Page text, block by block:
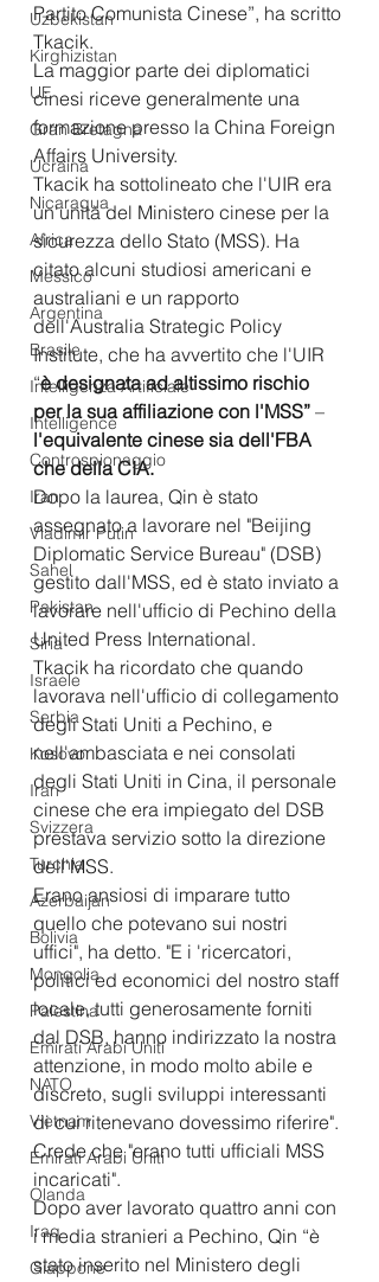
Uzbekistan
Kirghizistan
UE
Gran Bretagna
Ucraina
Nicaragua
Africa
Messico
Argentina
Brasile
Intelligenza Artificiale
Intelligence
Controspionaggio
Iran
Vladimir Putin
Sahel
Pakistan
Siria
Israele
Serbia
Kosovo
Iran
Svizzera
Turchia
Azerbaijan
Bolivia
Mongolia
Palestina
Emirati Arabi Uniti
NATO
Vietnam
Emirati Arabi Uniti
Olanda
Iraq
Giappone
Partito Comunista Cinese”, ha scritto
Tkacik.
La maggior parte dei diplomatici
cinesi riceve generalmente una
formazione presso la China Foreign
Affairs University.
Tkacik ha sottolineato che l'UIR era
un'unità del Ministero cinese per la
sicurezza dello Stato (MSS). Ha
citato alcuni studiosi americani e
australiani e un rapporto
dell'Australia Strategic Policy
Institute, che ha avvertito che l'UIR
“è designata ad altissimo rischio
per la sua affiliazione con l'MSS” –
l'equivalente cinese sia dell'FBA
che della CIA.
Dopo la laurea, Qin è stato
assegnato a lavorare nel "Beijing
Diplomatic Service Bureau" (DSB)
gestito dall'MSS, ed è stato inviato a
lavorare nell'ufficio di Pechino della
United Press International.
Tkacik ha ricordato che quando
lavorava nell'ufficio di collegamento
degli Stati Uniti a Pechino, e
nell'ambasciata e nei consolati
degli Stati Uniti in Cina, il personale
cinese che era impiegato del DSB
prestava servizio sotto la direzione
dell'MSS.
Erano ansiosi di imparare tutto
quello che potevano sui nostri
uffici", ha detto. "E i 'ricercatori,
politici ed economici del nostro staff
locale, tutti generosamente forniti
dal DSB, hanno indirizzato la nostra
attenzione, in modo molto abile e
discreto, sugli sviluppi interessanti
di cui ritenevano dovessimo riferire".
Crede che "erano tutti ufficiali MSS
incaricati".
Dopo aver lavorato quattro anni con
i media stranieri a Pechino, Qin “è
stato inserito nel Ministero degli